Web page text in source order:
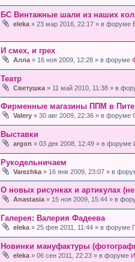
БС Винтажные шали из наших
eleka » 23 мар 2016, 22:17 » в форуме
И смех, и грех
Алла » 16 ноя 2009, 12:28 » в форуме
Театр
Светушка » 11 май 2010, 11:38 » в
Фирменные магазины ППМ в
Valery » 30 авг 2009, 22:36 » в форуме
Выставки
argon » 03 дек 2008, 12:49 » в форуме
Рукодельничаем
Varezhka » 16 янв 2009, 23:07 » в
О новых рисунках и артикулах
Anastasia » 15 ноя 2009, 15:44 » в
Галерея: Валерия Фадеева
eleka » 25 фев 2011, 11:44 » в форуме
Новинки мануфактуры
eleka » 06 сен 2011, 22:23 » в форуме